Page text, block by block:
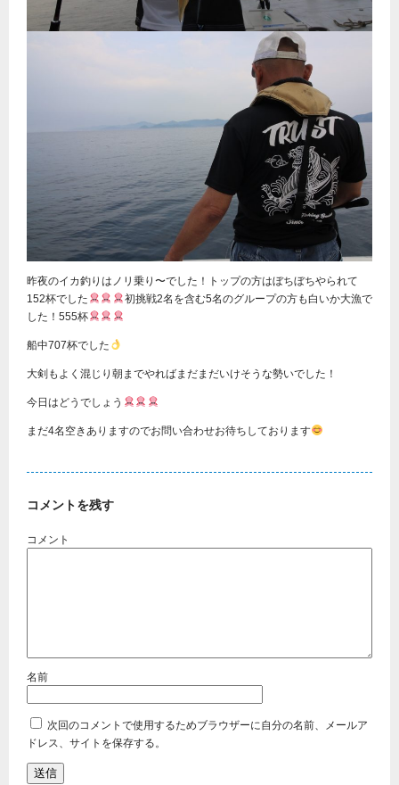
昨夜のイカ釣りはノリ乗り〜でした！トップの方はぼちぼちやられて
152杯でした
初挑戦2名を含む5名のグループの方も白いか大漁で
した！555杯
船中707杯でした
大剣もよく混じり朝までやればまだまだいけそうな勢いでした！
今日はどうでしょう
まだ4名空きありますのでお問い合わせお待ちしております
コメントを残す
次回のコメントで使用するためブラウザーに自分の名前、メールア
ドレス、サイトを保存する。